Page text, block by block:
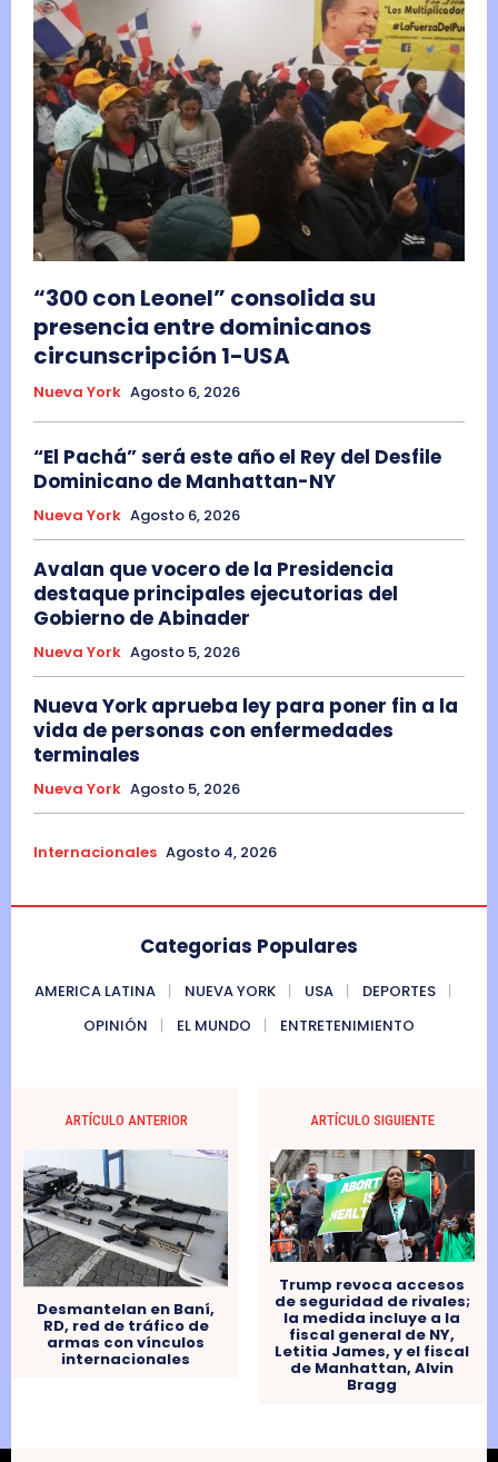
“300 con Leonel” consolida su
presencia entre dominicanos
circunscripción 1-USA
Nueva York Agosto 6, 2026
“El Pachá” será este año el Rey del Desfile
Dominicano de Manhattan-NY
Nueva York Agosto 6, 2026
Avalan que vocero de la Presidencia
destaque principales ejecutorias del
Gobierno de Abinader
Nueva York Agosto 5, 2026
Nueva York aprueba ley para poner fin a la
vida de personas con enfermedades
terminales
Nueva York Agosto 5, 2026
Internacionales Agosto 4, 2026
Categorias Populares
AMERICA LATINA NUEVA YORK USA
DEPORTES
OPINIÓN
EL MUNDO ENTRETENIMIENTO
ARTÍCULO ANTERIOR
Desmantelan en Baní,
RD, red de tráfico de
armas con vínculos
internacionales
ARTÍCULO SIGUIENTE
Trump revoca accesos
de seguridad de rivales;
la medida incluye a la
fiscal general de NY,
Letitia James, y el fiscal
de Manhattan, Alvin
Bragg